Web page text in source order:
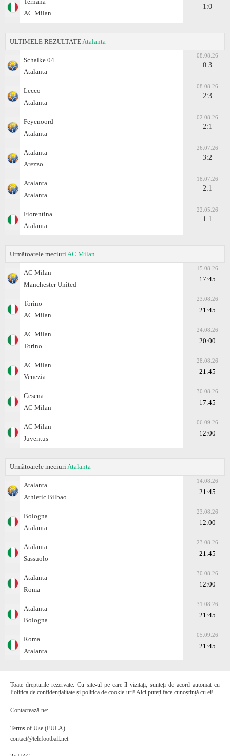
AC Milan
1:0
ULTIMELE REZULTATE Atalanta
Schalke 04
Atalanta
08.08.26
0:3
Lecco
Atalanta
08.08.26
2:3
Feyenoord
Atalanta
02.08.26
2:1
Atalanta
Arezzo
26.07.26
3:2
Atalanta
Atalanta
18.07.26
2:1
Fiorentina
Atalanta
22.05.26
1:1
Următoarele meciuri AC Milan
AC Milan
Manchester United
15.08.26
17:45
Torino
AC Milan
23.08.26
21:45
AC Milan
Torino
24.08.26
20:00
AC Milan
Venezia
28.08.26
21:45
Cesena
AC Milan
30.08.26
17:45
AC Milan
Juventus
06.09.26
12:00
Următoarele meciuri Atalanta
Atalanta
Athletic Bilbao
14.08.26
21:45
Bologna
Atalanta
23.08.26
12:00
Atalanta
Sassuolo
23.08.26
21:45
Atalanta
Roma
30.08.26
12:00
Atalanta
Bologna
31.08.26
21:45
Roma
Atalanta
05.09.26
21:45
Toate drepturile rezervate. Cu site-ul pe care îl vizitați, sunteți de acord automat cu
Politica de confidențialitate și politica de cookie-uri! Aici puteți face cunoștință cu ei!
Contactează-ne:
Terms of Use (EULA)
contact@telefootball.net